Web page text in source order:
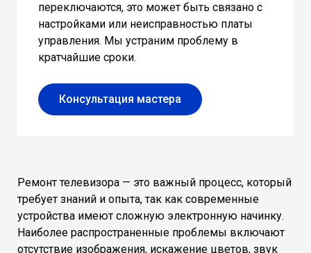
переключаются, это может быть связано с
настройками или неисправностью платы
управления. Мы устраним проблему в
кратчайшие сроки.
Консультация мастера
Ремонт телевизора — это важный процесс, который
требует знаний и опыта, так как современные
устройства имеют сложную электронную начинку.
Наиболее распространенные проблемы включают
отсутствие изображения, искажение цветов, звук